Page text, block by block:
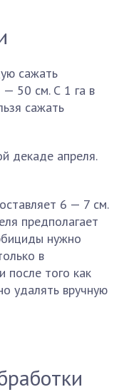
сажать
50 см. С 1 га в
сажать
декаде апреля.
6 — 7 см.
предполагает
нужно
в
после того как
удалять вручную